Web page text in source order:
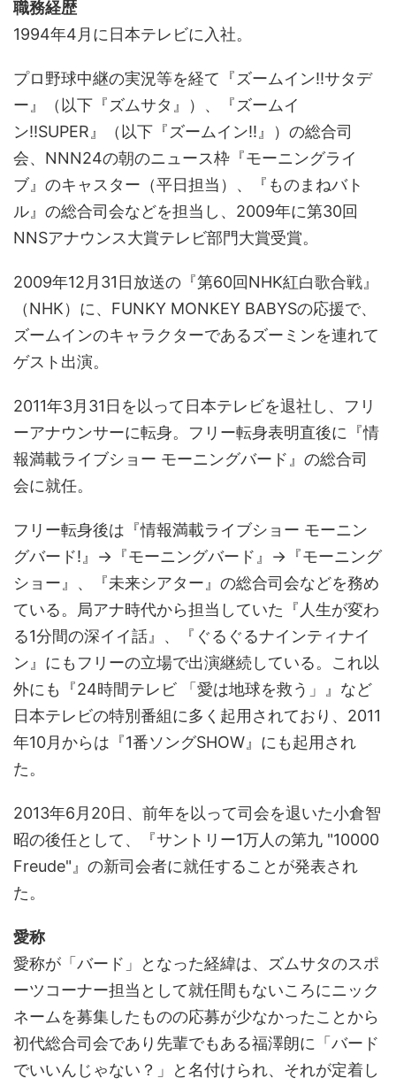
職務経歴
1994年4月に日本テレビに入社。
プロ野球中継の実況等を経て『ズームイン!!サタデ
ー』（以下『ズムサタ』）、『ズームイ
ン!!SUPER』（以下『ズームイン!!』）の総合司
会、NNN24の朝のニュース枠『モーニングライ
ブ』のキャスター（平日担当）、『ものまねバト
ル』の総合司会などを担当し、2009年に第30回
NNSアナウンス大賞テレビ部門大賞受賞。
2009年12月31日放送の『第60回NHK紅白歌合戦』
（NHK）に、FUNKY MONKEY BABYSの応援で、
ズームインのキャラクターであるズーミンを連れて
ゲスト出演。
2011年3月31日を以って日本テレビを退社し、フリ
ーアナウンサーに転身。フリー転身表明直後に『情
報満載ライブショー モーニングバード』の総合司
会に就任。
フリー転身後は『情報満載ライブショー モーニン
グバード!』→『モーニングバード』→『モーニング
ショー』、『未来シアター』の総合司会などを務め
ている。局アナ時代から担当していた『人生が変わ
る1分間の深イイ話』、『ぐるぐるナインティナイ
ン』にもフリーの立場で出演継続している。これ以
外にも『24時間テレビ 「愛は地球を救う」』など
日本テレビの特別番組に多く起用されており、2011
年10月からは『1番ソングSHOW』にも起用され
た。
2013年6月20日、前年を以って司会を退いた小倉智
昭の後任として、『サントリー1万人の第九 "10000
Freude"』の新司会者に就任することが発表され
た。
愛称
愛称が「バード」となった経緯は、ズムサタのスポ
ーツコーナー担当として就任間もないころにニック
ネームを募集したものの応募が少なかったことから
初代総合司会であり先輩でもある福澤朗に「バード
でいいんじゃない？」と名付けられ、それが定着し